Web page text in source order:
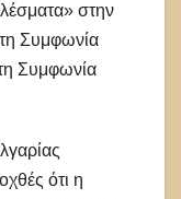
στην
Συμφωνία
Συμφωνία
ότι η